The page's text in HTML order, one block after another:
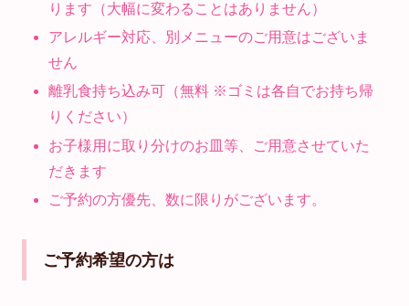
ります（大幅に変わることはありません）
アレルギー対応、別メニューのご用意はございま
せん
離乳食持ち込み可（無料 ※ゴミは各自でお持ち帰
りください）
お子様用に取り分けのお皿等、ご用意させていた
だきます
ご予約の方優先、数に限りがございます。
ご予約希望の方は